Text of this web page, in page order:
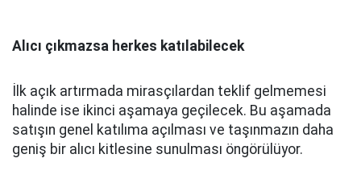
Alıcı çıkmazsa herkes katılabilecek
İlk açık artırmada mirasçılardan teklif gelmemesi
halinde ise ikinci aşamaya geçilecek. Bu aşamada
satışın genel katılıma açılması ve taşınmazın daha
geniş bir alıcı kitlesine sunulması öngörülüyor.